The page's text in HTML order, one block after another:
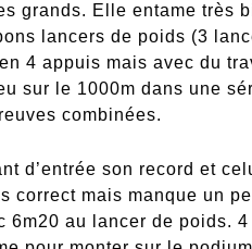
grands. Elle entame très
lancers de poids (3
4 appuis mais avec du
sur le 1000m dans une
combinées.
d’entrée son record et
correct mais manque un
au lancer de poids.